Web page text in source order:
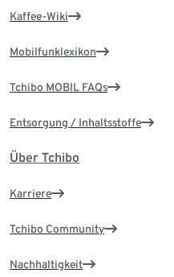
Kaffee-Wiki
Mobilfunklexikon
Tchibo MOBIL FAQs
Entsorgung / Inhaltsstoffe
Über Tchibo
Karriere
Tchibo Community
Nachhaltigkeit